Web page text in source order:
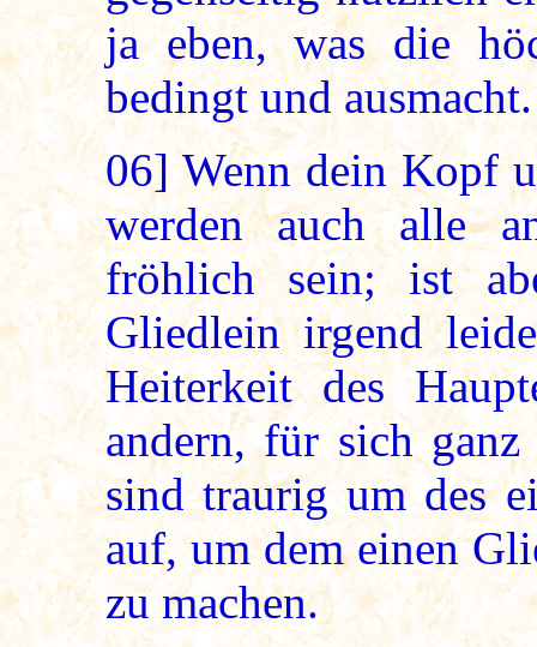
ja eben, was die
bedingt und ausmacht.
06] Wenn dein Kopf
werden auch alle
fröhlich sein; ist
Gliedlein irgend
Heiterkeit des
andern, für sich
sind traurig um des
auf, um dem einen
zu machen.